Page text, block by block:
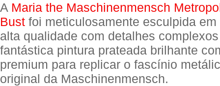
A Maria the Maschinenmensch
Bust foi meticulosamente esculpida
alta qualidade com detalhes
fantástica pintura prateada brilhante
premium para replicar o fascínio
original da Maschinenmensch.